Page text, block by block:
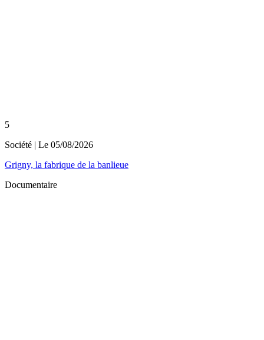
5
Société | Le 05/08/2026
Grigny, la fabrique de la banlieue
Documentaire